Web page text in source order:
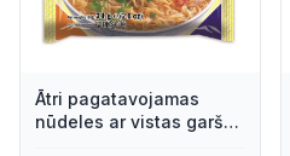
Ātri pagatavojamas
nūdeles ar vistas garšu